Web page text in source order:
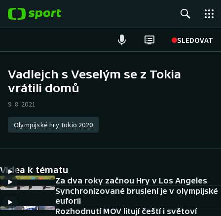
SLEDOVAT
Hokej
Atletika
DALŠÍ SPORTY
Americký fotbal
NEPŘEHLÉDNĚTE
Vadlejch s Veselým se z Tokia
vrátili domů
9. 8. 2021
Olympijské hry Tokio 2020
Videa k tématu
Za dva roky začnou Hry v Los Angeles
Synchronizované bruslení je v olympijské
euforii
Rozhodnutí MOV litují čeští i světoví